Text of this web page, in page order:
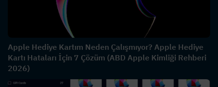
Apple Hediye Kartım Neden Çalışmıyor? Apple Hediye
Kartı Hataları İçin 7 Çözüm (ABD Apple Kimliği Rehberi
2026)